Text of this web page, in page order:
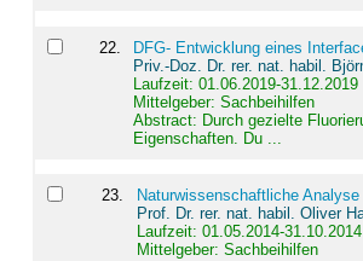
22
DFG- Entwicklung eines
Priv.-Doz. Dr. rer. nat. habil.
Laufzeit: 01.06.2019-31.12.2019
Mittelgeber: Sachbeihilfen
Abstract: Durch gezielte
Eigenschaften. Du ...
23.
Naturwissenschaftliche
Prof. Dr. rer. nat. habil. Oliver
Laufzeit: 01.05.2014-31.10.2014
Mittelgeber: Sachbeihilfen